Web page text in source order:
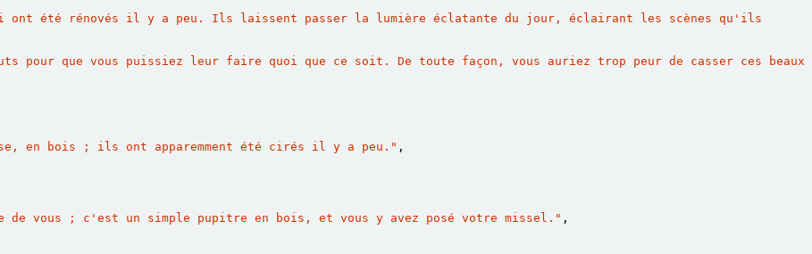
été rénovés il y a peu. Ils laissent passer la lumière éclatante du jour, éclairant les scènes qu'ils
pour que vous puissiez leur faire quoi que ce soit. De toute façon, vous auriez trop peur de casser ces beaux
en bois ; ils ont apparemment été cirés il y a peu." ,
vous ; c'est un simple pupitre en bois, et vous y avez posé votre missel." ,